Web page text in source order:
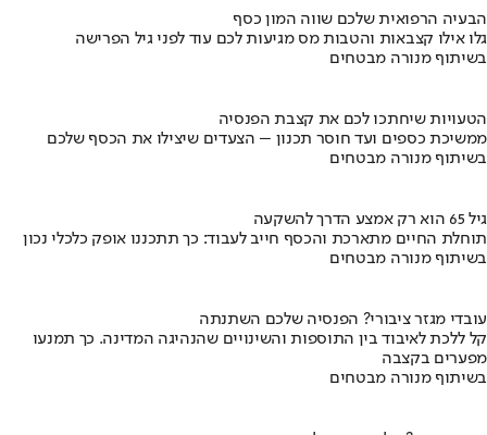
הבעיה הרפואית שלכם שווה המון כסף
גלו אילו קצבאות והטבות מס מגיעות לכם עוד לפני גיל הפרישה
בשיתוף מנורה מבטחים
הטעויות שיחתכו לכם את קצבת הפנסיה
ממשיכת כספים ועד חוסר תכנון – הצעדים שיצילו את הכסף שלכם
בשיתוף מנורה מבטחים
גיל 65 הוא רק אמצע הדרך להשקעה
תוחלת החיים מתארכת והכסף חייב לעבוד: כך תתכננו אופק כלכלי נכון
בשיתוף מנורה מבטחים
עובדי מגזר ציבורי? הפנסיה שלכם השתנתה
קל ללכת לאיבוד בין התוספות והשינויים שהנהיגה המדינה. כך תמנעו
מפערים בקצבה
בשיתוף מנורה מבטחים